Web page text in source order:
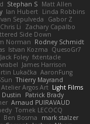
Stephan S Matt Allen
Ian Hubert Linda Robbins
Ivan Sepulveda
Gabor Z
Chris Li
Zachary Capalbo
Side Down
Norman Rodney Schmidt
Istvan Kozma QuesoGr7
Jack Foley fxtentacle
James Harrison
Lukačka AaronFung
Thierry Mayrand
Atelier Argos Art Light Films
Dustin
Patrick Brady
Arnaud PUIRAVAUD
Tomek LECOCQ
Ben Bosma
mark stalzer